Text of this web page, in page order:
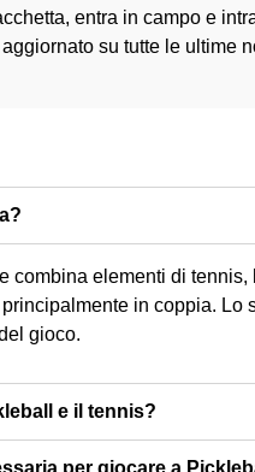
entra in campo e
su tutte le ultime
combina elementi di
in coppia. Lo
gioco.
e il tennis?
per giocare a